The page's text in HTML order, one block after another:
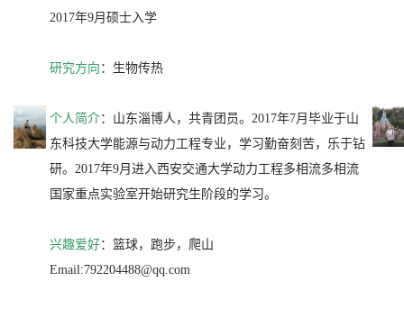
2017年9月硕士入学
研究方向 ：生物传热
个人简介：山东淄博人，共青团员。2017年7月毕业于山
东科技大学能源与动力工程专业，学习勤奋刻苦，乐于钻
研。2017年9月进入西安交通大学动力工程多相流多相流
国家重点实验室开始研究生阶段的学习。
兴趣爱好：篮球，跑步，爬山
Email:792204488@qq.com